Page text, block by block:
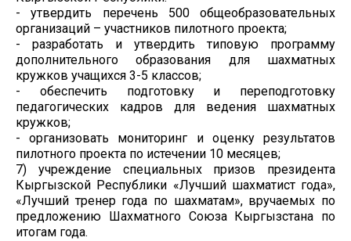
- утвердить перечень 500 общеобразовательных
организаций – участников пилотного проекта;
- разработать и утвердить типовую программу
дополнительного образования для шахматных
кружков учащихся 3-5 классов;
- обеспечить подготовку и переподготовку
педагогических кадров для ведения шахматных
кружков;
- организовать мониторинг и оценку результатов
пилотного проекта по истечении 10 месяцев;
7) учреждение специальных призов президента
Кыргызской Республики «Лучший шахматист года»,
«Лучший тренер года по шахматам», вручаемых по
предложению Шахматного Союза Кыргызстана по
итогам года.